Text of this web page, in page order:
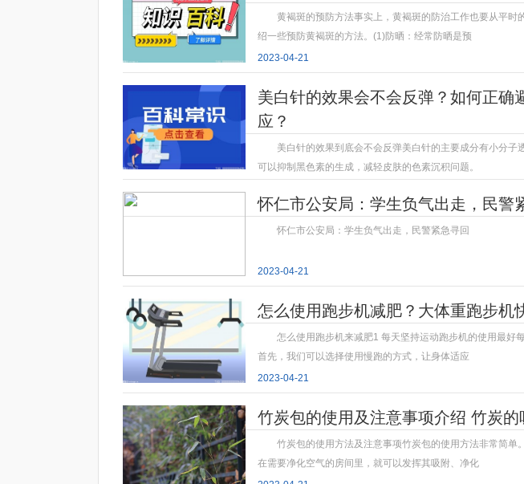
黄褐斑的预防方法事实上，黄褐斑的防治工作也要从平时
绍一些预防黄褐斑的方法。(1)防晒：经常防晒是预
2023-04-21
美白针的效果会不会反弹？如何正确
应？
美白针的效果到底会不会反弹美白针的主要成分有小分子
可以抑制黑色素的生成，减轻皮肤的色素沉积问题。
怀仁市公安局：学生负气出走，民警
怀仁市公安局：学生负气出走，民警紧急寻回
2023-04-21
怎么使用跑步机减肥？大体重跑步机
怎么使用跑步机来减肥1 每天坚持运动跑步机的使用最好
首先，我们可以选择使用慢跑的方式，让身体适应
2023-04-21
竹炭包的使用及注意事项介绍 竹炭的
竹炭包的使用方法及注意事项竹炭包的使用方法非常简单
在需要净化空气的房间里，就可以发挥其吸附、净化